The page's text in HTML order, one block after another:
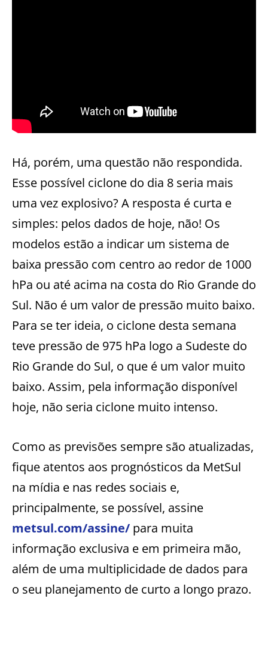
Há, porém, uma questão não respondida.
Esse possível ciclone do dia 8 seria mais
uma vez explosivo? A resposta é curta e
simples: pelos dados de hoje, não! Os
modelos estão a indicar um sistema de
baixa pressão com centro ao redor de 1000
hPa ou até acima na costa do Rio Grande do
Sul. Não é um valor de pressão muito baixo.
Para se ter ideia, o ciclone desta semana
teve pressão de 975 hPa logo a Sudeste do
Rio Grande do Sul, o que é um valor muito
baixo. Assim, pela informação disponível
hoje, não seria ciclone muito intenso.
Como as previsões sempre são atualizadas,
fique atentos aos prognósticos da MetSul
na mídia e nas redes sociais e,
principalmente, se possível, assine
metsul.com/assine/ para muita
informação exclusiva e em primeira mão,
além de uma multiplicidade de dados para
o seu planejamento de curto a longo prazo.